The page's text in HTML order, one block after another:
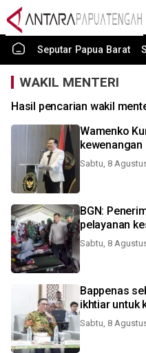
Seputar Papua Barat
WAKIL MENTERI
Hasil pencarian wakil
Wamenko
Sabtu, 8
BGN:
pelayanan
Sabtu, 8
Bappenas
ikhtiar untuk
Sabtu, 8